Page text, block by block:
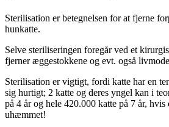
Sterilisation er betegnelsen for at fjerne
hunkatte.
Selve steriliseringen foregår ved et
fjerner æggestokkene og evt. også
Sterilisation er vigtigt, fordi katte har en
sig hurtigt; 2 katte og deres yngel kan i
på 4 år og hele 420.000 katte på 7 år,
uhæmmet!